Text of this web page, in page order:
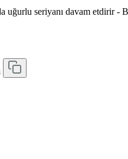
uğurlu seriyanı davam etdirir -